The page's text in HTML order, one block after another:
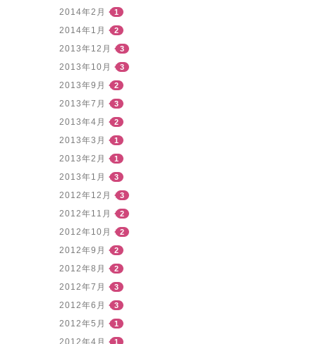
2014年2月 1
2014年1月 2
2013年12月 3
2013年10月 3
2013年9月 2
2013年7月 3
2013年4月 2
2013年3月 1
2013年2月 1
2013年1月 3
2012年12月 3
2012年11月 2
2012年10月 2
2012年9月 2
2012年8月 2
2012年7月 3
2012年6月 3
2012年5月 1
2012年4月 1